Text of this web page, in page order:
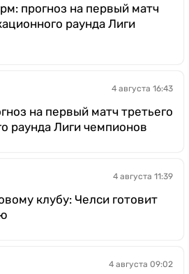
прогноз на первый матч
раунда Лиги
4 августа 16:43
на первый матч третьего
раунда Лиги чемпионов
4 августа 11:39
клубу: Челси готовит
4 августа 09:02